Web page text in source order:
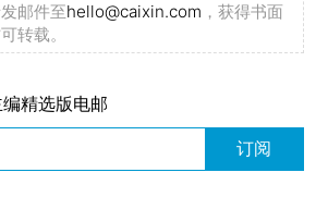
邮件至hello@caixin.com ，获得书面
转载。
精选版电邮
订阅